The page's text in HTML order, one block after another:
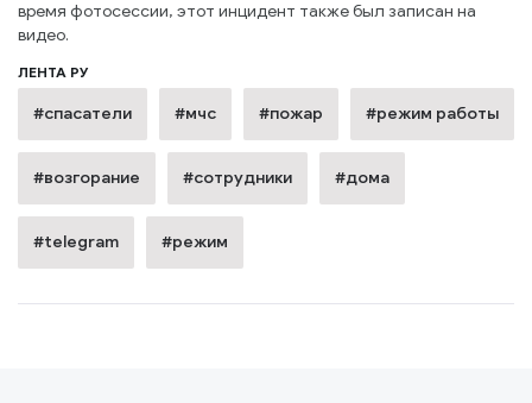
время фотосессии, этот инцидент также был записан на
видео.
ЛЕНТА РУ
#спасатели #мчс #пожар #режим работы
#возгорание #сотрудники #дома
#telegram #режим